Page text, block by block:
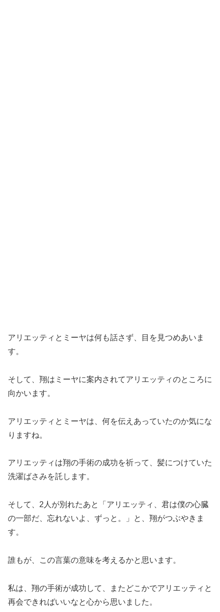
アリエッティとミーヤは何も話さず、目を見つめあいま
す。
そして、翔はミーヤに案内されてアリエッティのところに
向かいます。
アリエッティとミーヤは、何を伝えあっていたのか気にな
りますね。
アリエッティは翔の手術の成功を祈って、髪につけていた
洗濯ばさみを託します。
そして、2人が別れたあと「アリエッティ、君は僕の心臓
の一部だ、忘れないよ、ずっと。」と、翔がつぶやきま
す。
誰もが、この言葉の意味を考えるかと思います。
私は、翔の手術が成功して、またどこかでアリエッティと
再会できればいいなと心から思いました。